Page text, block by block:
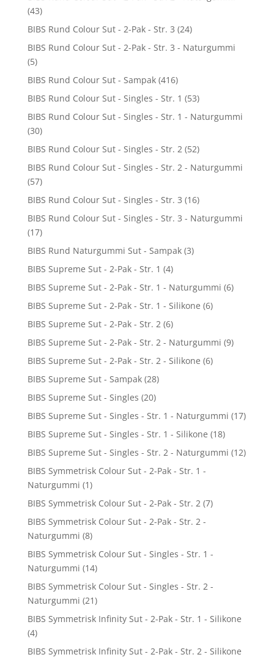
(43)
BIBS Rund Colour Sut - 2-Pak - Str. 3 (24)
BIBS Rund Colour Sut - 2-Pak - Str. 3 - Naturgummi
(5)
BIBS Rund Colour Sut - Sampak (416)
BIBS Rund Colour Sut - Singles - Str. 1 (53)
BIBS Rund Colour Sut - Singles - Str. 1 - Naturgummi
(30)
BIBS Rund Colour Sut - Singles - Str. 2 (52)
BIBS Rund Colour Sut - Singles - Str. 2 - Naturgummi
(57)
BIBS Rund Colour Sut - Singles - Str. 3 (16)
BIBS Rund Colour Sut - Singles - Str. 3 - Naturgummi
(17)
BIBS Rund Naturgummi Sut - Sampak (3)
BIBS Supreme Sut - 2-Pak - Str. 1 (4)
BIBS Supreme Sut - 2-Pak - Str. 1 - Naturgummi (6)
BIBS Supreme Sut - 2-Pak - Str. 1 - Silikone (6)
BIBS Supreme Sut - 2-Pak - Str. 2 (6)
BIBS Supreme Sut - 2-Pak - Str. 2 - Naturgummi (9)
BIBS Supreme Sut - 2-Pak - Str. 2 - Silikone (6)
BIBS Supreme Sut - Sampak (28)
BIBS Supreme Sut - Singles (20)
BIBS Supreme Sut - Singles - Str. 1 - Naturgummi (17)
BIBS Supreme Sut - Singles - Str. 1 - Silikone (18)
BIBS Supreme Sut - Singles - Str. 2 - Naturgummi (12)
BIBS Symmetrisk Colour Sut - 2-Pak - Str. 1 -
Naturgummi (1)
BIBS Symmetrisk Colour Sut - 2-Pak - Str. 2 (7)
BIBS Symmetrisk Colour Sut - 2-Pak - Str. 2 -
Naturgummi (8)
BIBS Symmetrisk Colour Sut - Singles - Str. 1 -
Naturgummi (14)
BIBS Symmetrisk Colour Sut - Singles - Str. 2 -
Naturgummi (21)
BIBS Symmetrisk Infinity Sut - 2-Pak - Str. 1 - Silikone
(4)
BIBS Symmetrisk Infinity Sut - 2-Pak - Str. 2 - Silikone